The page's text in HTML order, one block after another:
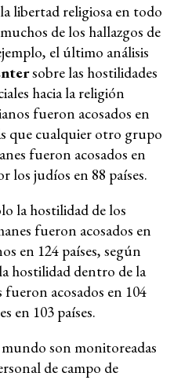
libertad religiosa en todo
de los hallazgos de
el último análisis
sobre las hostilidades
hacia la religión
fueron acosados en
que cualquier otro grupo
fueron acosados ​​en
los judíos en 88 países.
la hostilidad de los
fueron acosados en
en 124 países, según
hostilidad dentro de la
acosados en 104
en 103 países.
son monitoreadas
de campo de